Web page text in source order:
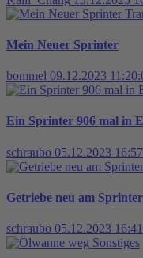
Mein Neuer Sprinter
bommel 09.12.2023
Ein Sprinter 906 mal in
schraubo 05.12.2023
Getriebe neu am
schraubo 05.12.2023
Sonstiges